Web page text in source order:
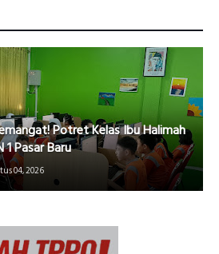
Potret Kelas Ibu Halimah
Pasar Baru
04, 2026